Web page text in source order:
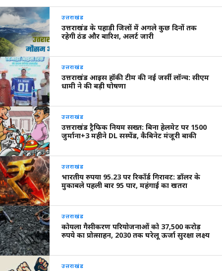
उत्तराखंड
उत्तराखंड के पहाड़ी जिलों में अगले कुछ दिनों तक
रहेगी ठंड और बारिश, अलर्ट जारी
उत्तराखंड
उत्तराखंड आइस हॉकी टीम की नई जर्सी लॉन्च: सीएम
धामी ने की बड़ी घोषणा
उत्तराखंड
उत्तराखंड ट्रैफिक नियम सख्त: बिना हेलमेट पर 1500
जुर्माना+3 महीने DL सस्पेंड, कैबिनेट मंजूरी बाकी
उत्तराखंड
भारतीय रुपया 95.23 पर रिकॉर्ड गिरावट: डॉलर के
मुकाबले पहली बार 95 पार, महंगाई का खतरा
उत्तराखंड
कोयला गैसीकरण परियोजनाओं को 37,500 करोड़
रुपये का प्रोत्साहन, 2030 तक घरेलू ऊर्जा सुरक्षा लक्ष्य
उत्तराखंड